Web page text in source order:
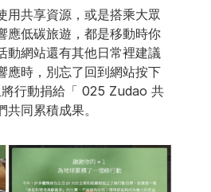
用共享資源，或是搭乘大眾
應低碳旅遊，都是移動時你
動網站還有其他日常裡建議
應時，別忘了回到網站按下
將行動捐給「 025 Zudao 共
共同累積成果。